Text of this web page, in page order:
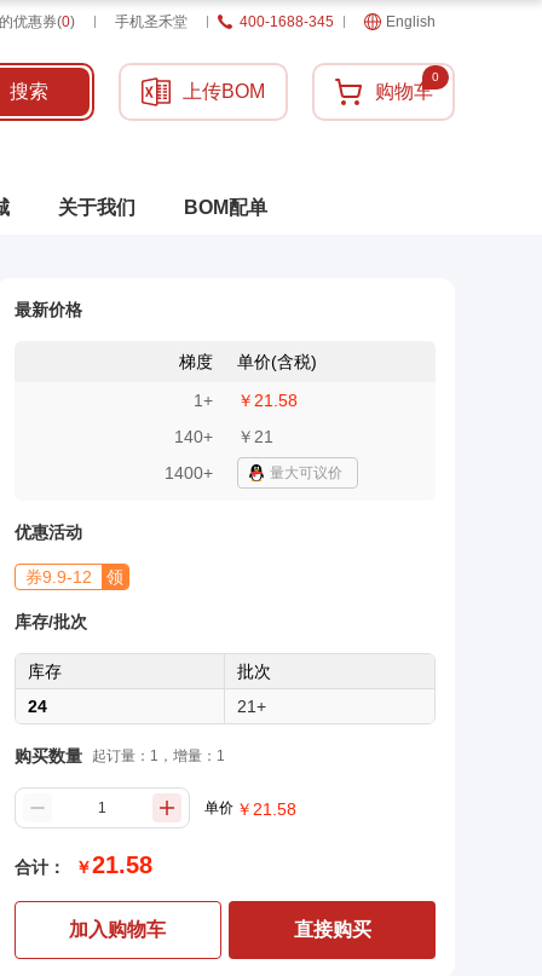
优惠券(0) 手机圣禾堂 400-1688-345 English
搜索 上传BOM 购物车
0
关于我们 BOM配单
最新价格
梯度
单价(含税)
1+
￥21.58
140+
￥21
1400+
量大可议价
优惠活动
券9.9-12 领
库存/批次
库存
批次
24
21+
购买数量 起订量：1，增量：1
单价 ￥ 21.58
合计： ￥21.58
加入购物车 直接购买